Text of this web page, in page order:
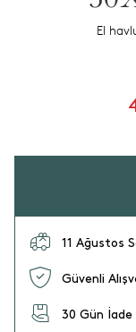
El
11 Ağustos
Güvenli
30 Gün